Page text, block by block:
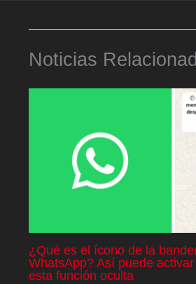
Noticias
¿Qué es el ícono de la
WhatsApp? Así puede
esta función oculta